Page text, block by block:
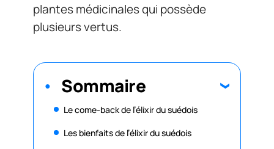
plantes médicinales qui possède
plusieurs vertus.
Sommaire
Le come-back de l’élixir du suédois
Les bienfaits de l’élixir du suédois